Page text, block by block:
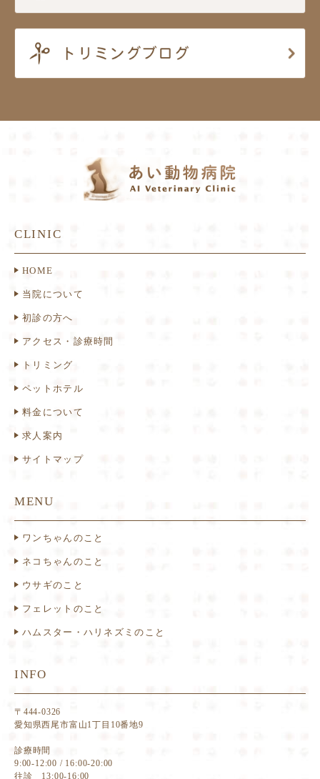
CLINIC
HOME
当院について
初診の方へ
アクセス・診療時間
トリミング
ペットホテル
料金について
求人案内
サイトマップ
MENU
ワンちゃんのこと
ネコちゃんのこと
ウサギのこと
フェレットのこと
ハムスター・ハリネズミのこと
INFO
〒444-0326
愛知県西尾市富山1丁目10番地9
診療時間
9:00-12:00 / 16:00-20:00
往診 13:00-16:00